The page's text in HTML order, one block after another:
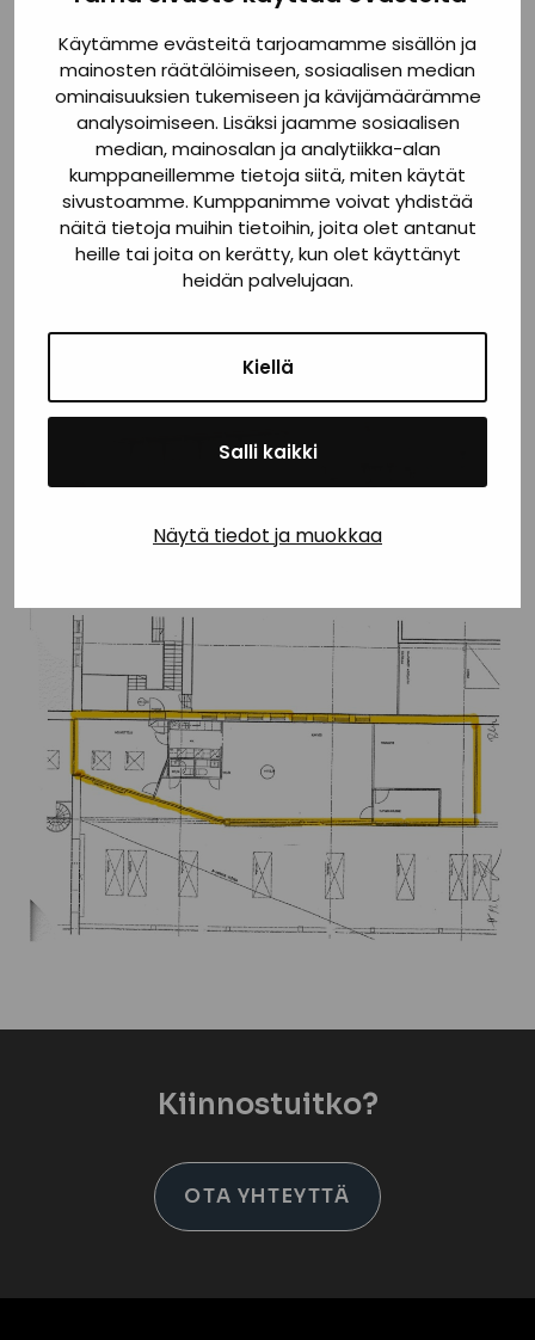
Käytämme evästeitä tarjoamamme sisällön ja
mainosten räätälöimiseen, sosiaalisen median
ominaisuuksien tukemiseen ja kävijämäärämme
analysoimiseen. Lisäksi jaamme sosiaalisen
median, mainosalan ja analytiikka-alan
kumppaneillemme tietoja siitä, miten käytät
sivustoamme. Kumppanimme voivat yhdistää
näitä tietoja muihin tietoihin, joita olet antanut
heille tai joita on kerätty, kun olet käyttänyt
heidän palvelujaan.
Kiellä
Salli kaikki
Näytä tiedot ja muokkaa
toimistotiloista!
Kiinnostuitko?
OTA YHTEYTTÄ